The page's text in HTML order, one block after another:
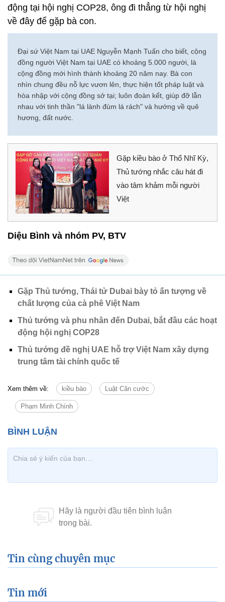
động tại hội nghị COP28, ông đi thẳng từ hội nghị
về đây để gặp bà con.
Đại sứ Việt Nam tại UAE Nguyễn Mạnh Tuấn cho biết, cộng
đồng người Việt Nam tại UAE có khoảng 5.000 người, là
cộng đồng mới hình thành khoảng 20 năm nay. Bà con
nhìn chung đều nỗ lực vươn lên, thực hiện tốt pháp luật và
hòa nhập với cộng đồng sở tại; luôn đoàn kết, giúp đỡ lẫn
nhau với tinh thần "lá lành đùm lá rách" và hướng về quê
hương, đất nước.
Gặp kiều bào ở Thổ Nhĩ Kỳ,
Thủ tướng nhắc câu hát đi
vào tâm khảm mỗi người
Việt
Diệu Bình và nhóm PV, BTV
Gặp Thủ tướng, Thái tử Dubai bày tỏ ấn tượng về
chất lượng của cà phê Việt Nam
Thủ tướng và phu nhân đến Dubai, bắt đầu các hoạt
động hội nghị COP28
Thủ tướng đề nghị UAE hỗ trợ Việt Nam xây dựng
trung tâm tài chính quốc tế
Xem thêm về: kiều bào Luật Căn cước
Phạm Minh Chính
Tin cùng chuyên mục
Tin mới